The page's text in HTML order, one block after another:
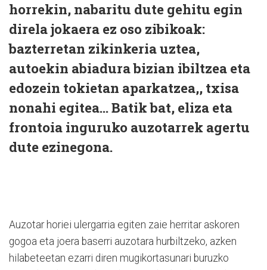
horrekin, nabaritu dute gehitu egin
direla jokaera ez oso zibikoak:
bazterretan zikinkeria uztea,
autoekin abiadura bizian ibiltzea eta
edozein tokietan aparkatzea,, txisa
nonahi egitea… Batik bat, eliza eta
frontoia inguruko auzotarrek agertu
dute ezinegona.
Auzotar horiei ulergarria egiten zaie herritar askoren
gogoa eta joera baserri auzotara hurbiltzeko, azken
hilabeteetan ezarri diren mugikortasunari buruzko